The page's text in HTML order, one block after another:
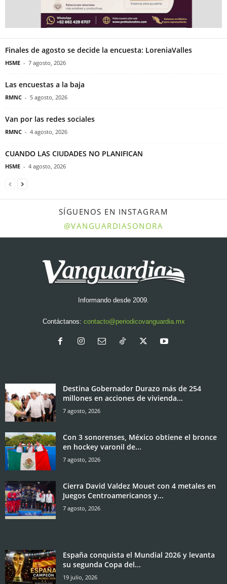
Finales de agosto se decide la encuesta: LoreniaValles
HSME - 7 agosto, 2026
Las encuestas a la baja
RMNC - 5 agosto, 2026
Van por las redes sociales
RMNC - 4 agosto, 2026
CUANDO LAS CIUDADES NO PLANIFICAN
HSME - 4 agosto, 2026
SÍGUENOS EN INSTAGRAM
@VANGUARDIASONORA
Informando desde 2009.
Contáctanos: contacto@periodicovanguardia.mx
Destina Gobernador Durazo más de 254
millones en acciones de vivienda...
7 agosto, 2026
Con 3 sonorenses, México obtiene el bronce
en hockey varonil de...
7 agosto, 2026
Cierra David Valdez Mouet con 4 metales en
Juegos Centroamericanos y...
7 agosto, 2026
España conquista el Mundial 2026 y levanta
su segunda Copa del...
19 julio, 2026